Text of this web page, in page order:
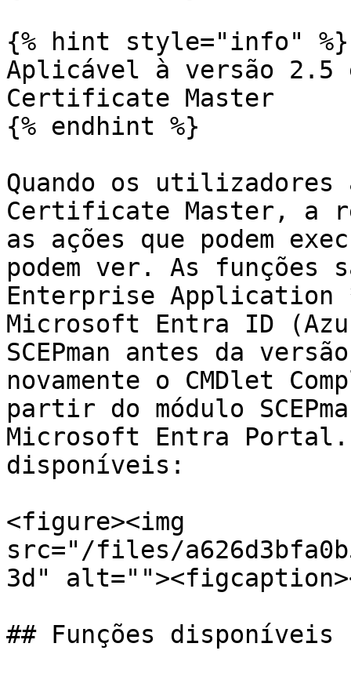
{% hint style="info" %}
Aplicável à versão 2.5
Certificate Master
{% endhint %}
Quando os utilizadores
Certificate Master, a
as ações que podem
podem ver. As funções
Enterprise Application
Microsoft Entra ID
SCEPman antes da
novamente o CMDlet
partir do módulo
Microsoft Entra Portal.
disponíveis:
<figure><img
src="/files/
3d"
## Funções disponíveis